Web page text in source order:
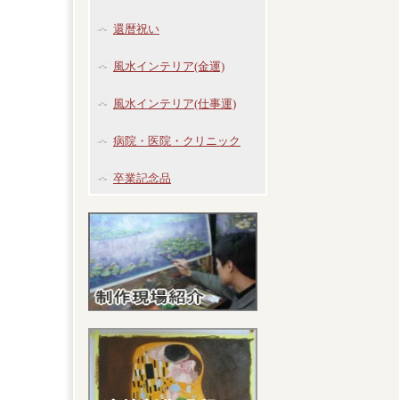
還暦祝い
風水インテリア(金運)
風水インテリア(仕事運)
病院・医院・クリニック
卒業記念品